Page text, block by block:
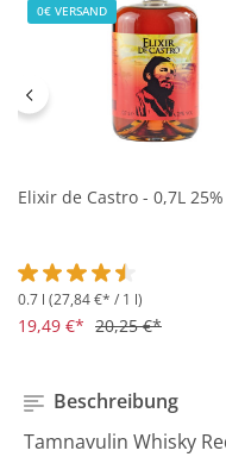
0€ VERSAND
Elixir de Castro - 0,7L
Durchschnittliche
0.7 l (27,84 €* / 1 l)
19,49 €* 20,25 €*
Beschreibung
Tamnavulin Whisky